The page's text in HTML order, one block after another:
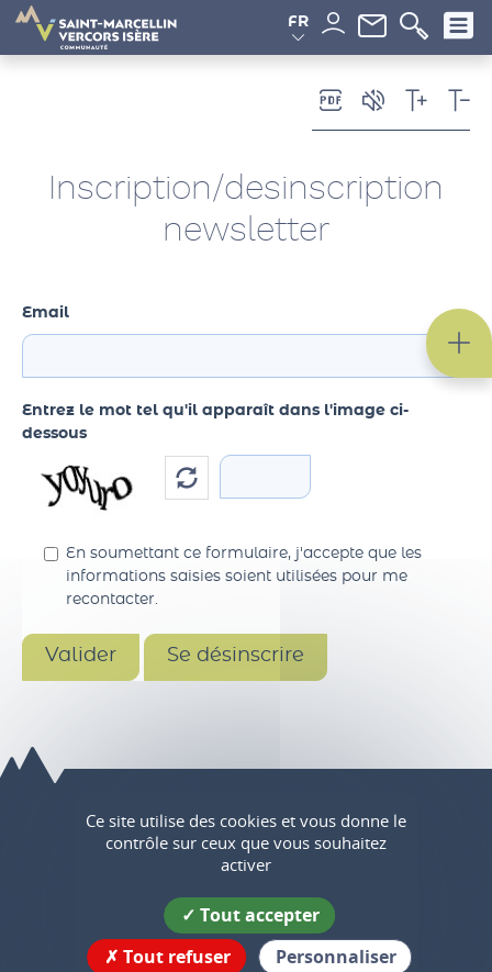
FR
Inscription/desinscription
newsletter
Email
Entrez le mot tel qu'il apparaît dans l'image ci-
dessous
En soumettant ce formulaire, j'accepte que les
informations saisies soient utilisées pour me
recontacter.
Saint-Marcellin Vercors Isère
Communauté
Maison de l'intercommunalité
7 rue du colombier
38160 Saint-Marcellin
Panneau de gestion des cookies
Ce site utilise des cookies et vous donne le
contrôle sur ceux que vous souhaitez
activer
Tout accepter
Tout refuser
Personnaliser